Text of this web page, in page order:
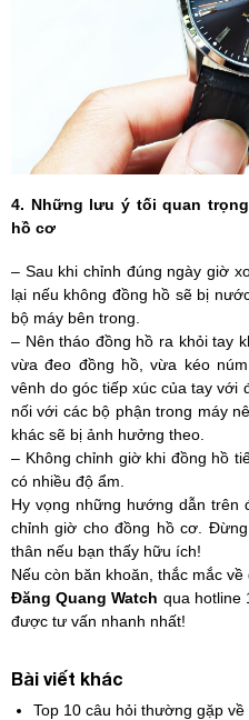
4. Những lưu ý tối quan
hồ cơ
– Sau khi chỉnh đúng ngày giờ
lại nếu không đồng hồ sẽ bị
bộ máy bên trong.
– Nên tháo đồng hồ ra khỏi tay
vừa đeo đồng hồ, vừa kéo
vênh do góc tiếp xúc của tay với
nối với các bộ phận trong máy
khác sẽ bị ảnh hưởng theo.
– Không chỉnh giờ khi đồng hồ
có nhiều độ ẩm.
Hy vọng những hướng dẫn trên
chỉnh giờ cho đồng hồ cơ.
thân nếu bạn thấy hữu ích!
Nếu còn băn khoăn, thắc mắc
Đăng Quang Watch qua hotline
được tư vấn nhanh nhất!
Bài viết khác
Top 10 câu hỏi thường gặp